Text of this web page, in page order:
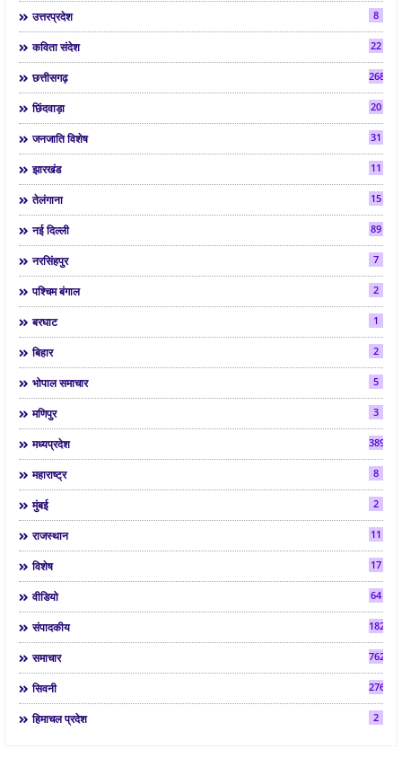
उत्तरप्रदेश 8
कविता संदेश 22
छत्तीसगढ़ 268
छिंदवाड़ा 20
जनजाति विशेष 31
झारखंड 11
तेलंगाना 15
नई दिल्ली 89
नरसिंहपुर 7
पश्चिम बंगाल 2
बरघाट 1
बिहार 2
भोपाल समाचार 5
मणिपुर 3
मध्यप्रदेश 3892
महाराष्ट्र 8
मुंबई 2
राजस्थान 11
विशेष 17
वीडियो 64
संपादकीय 182
समाचार 7624
सिवनी 2763
हिमाचल प्रदेश 2